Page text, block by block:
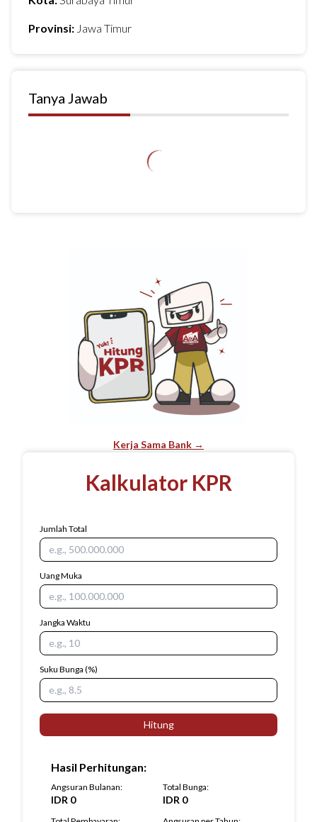
Kerja Sama Bank →
Kalkulator KPR
Jumlah Total
Uang Muka
Jangka Waktu
Suku Bunga (%)
Hitung
Hasil Perhitungan:
Angsuran Bulanan:
IDR 0
Total Bunga:
IDR 0
Provinsi: Jawa Timur
Tanya Jawab